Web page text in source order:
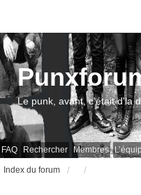
FAQ Rechercher Membres
Le punk, avant, c'était d'la
Index du forum